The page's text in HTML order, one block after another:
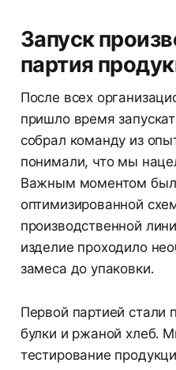
Запуск
партия
После всех
пришло время
собрал команду из
понимали, что мы
Важным моментом
оптимизированной
производственной
изделие проходило
замеса до упаковки.
Первой партией стали
булки и ржаной хлеб.
тестирование